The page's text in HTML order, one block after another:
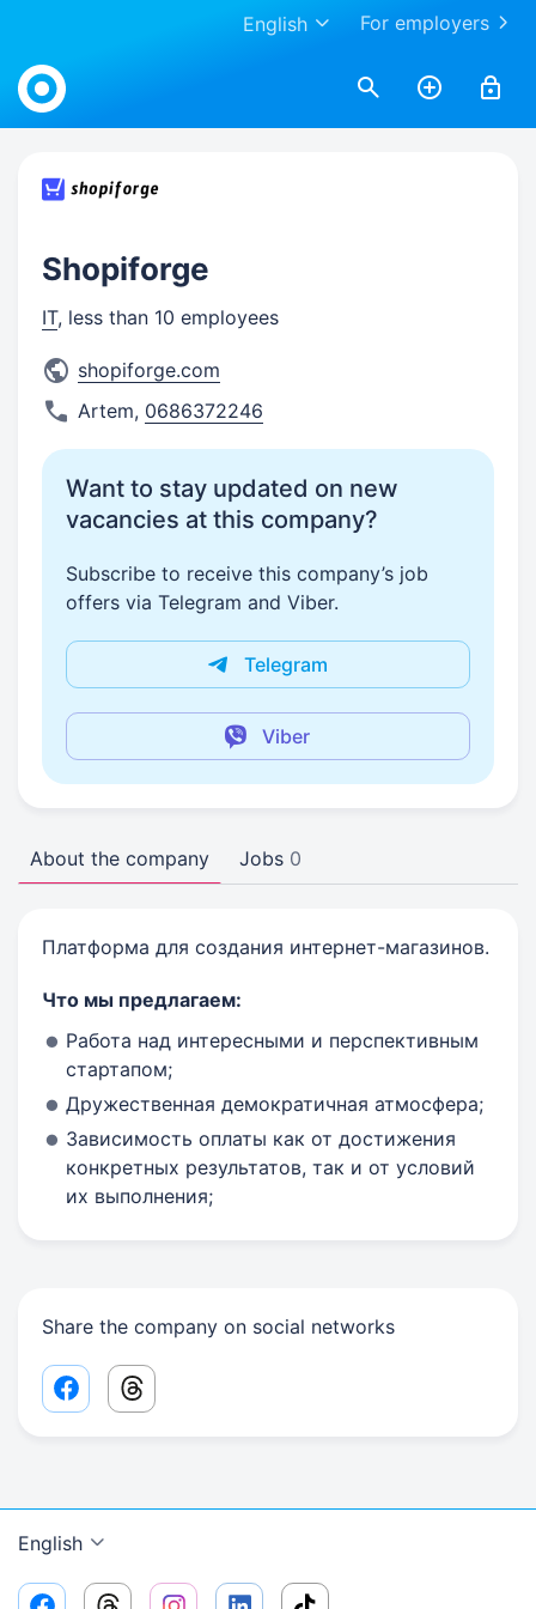
For employers
English
Work.ua
Shopiforge
IT, less than 10 employees
shopiforge.com
Artem, 0686372246
Want to stay updated on new
vacancies at this company?
Subscribe to receive this company’s job
offers via Telegram and Viber.
Telegram
Viber
About the company Jobs 0
Платформа для создания интернет-магазинов.
Что мы предлагаем:
Работа над интересными и перспективным
стартапом;
Дружественная демократичная атмосфера;
Зависимость оплаты как от достижения
конкретных результатов, так и от условий
их выполнения;
Share the company on social networks
Facebook share link
Threads share link
English